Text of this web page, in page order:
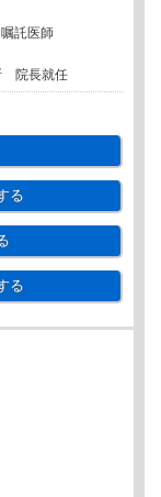
託医師
院長就任
る
る